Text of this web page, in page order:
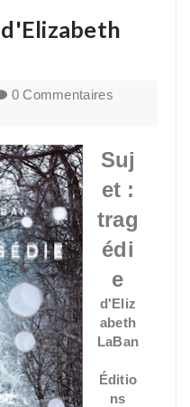
0 Commentaires
Suj
et :
trag
édi
e
d'Eliz
abeth
LaBan
Éditio
ns